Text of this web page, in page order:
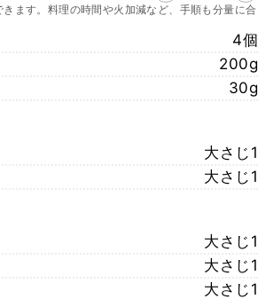
ます。料理の時間や火加減など、手順も分量に合
4個
200g
30g
大さじ1
大さじ1
大さじ1
大さじ1
大さじ1